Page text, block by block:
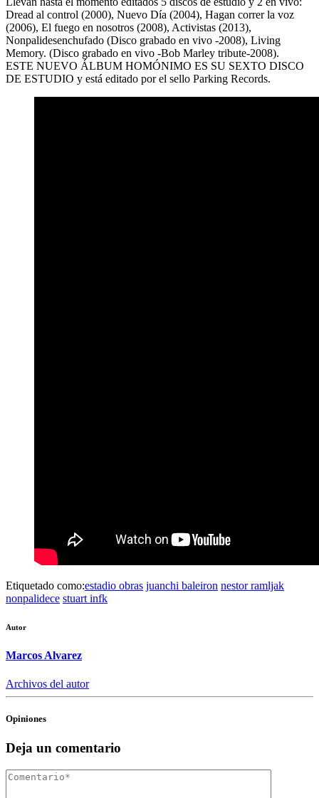
Dread al control (2000), Nuevo Día (2004), Hagan correr la voz
(2006), El fuego en nosotros (2008), Activistas (2013),
Nonpalidesenchufado (Disco grabado en vivo -2008), Living
Memory. (Disco grabado en vivo -Bob Marley tribute-2008).
ESTE NUEVO ÁLBUM HOMÓNIMO ES SU SEXTO DISCO
DE ESTUDIO y está editado por el sello Parking Records.
Etiquetado como:estadio obras juanchi baleiron nestor ramljak
nonpalidece stuart infk
Autor
Marcos Alvarez
Archivos del autor
Opiniones
Deja un comentario